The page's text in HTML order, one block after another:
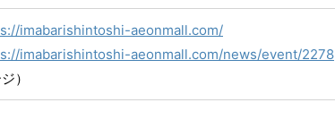
imabarishintoshi-aeonmall.com/
imabarishintoshi-aeonmall.com/news/event/2278
）